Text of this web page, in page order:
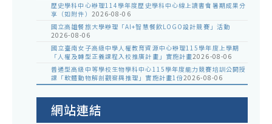
歷史學科中心辦理114學年度歷史學科中心線上讀書會暑期成果分
享（如附件） 2026-08-06
國立高雄餐旅大學辦理「AI+智慧餐飲LOGO設計競賽」活動
2026-08-06
國立臺南女子高級中學人權教育資源中心辦理115學年度上學期
「人權及轉型正義課程入校推廣計畫」實施計畫2026-08-06
普通型高級中等學校生物學科中心115學年度能力競賽培訓公開授
課「軟體動物解剖觀察與推理」實施計畫1份2026-08-06
網站連結